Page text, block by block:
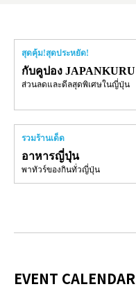
สุดคุ้ม!สุดประหยัด!
กับคูปอง JAPANKURU
ส่วนลดและดีลสุดพิเศษในญี่ปุ่น
รวมร้านเด็ด
อาหารญี่ปุ่น
พาทัวร์ของกินทั่วญี่ปุ่น
EVENT CALENDAR